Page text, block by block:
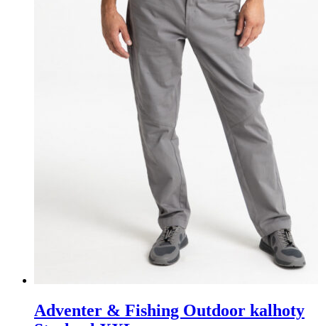
Adventer & Fishing Outdoor kalhoty